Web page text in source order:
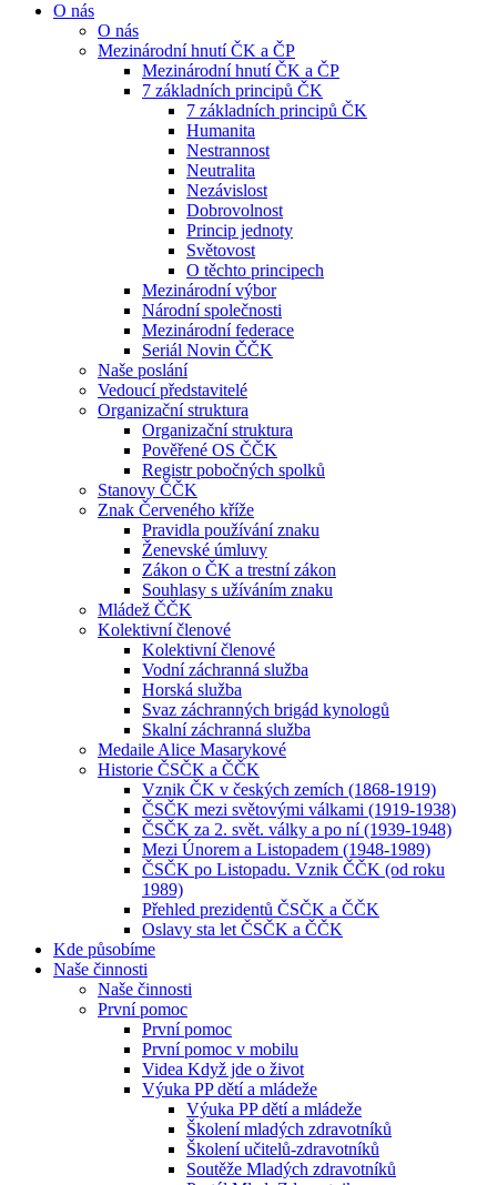
O nás
O nás
Mezinárodní hnutí ČK a ČP
Mezinárodní hnutí ČK a ČP
7 základních principů ČK
7 základních principů ČK
Humanita
Nestrannost
Neutralita
Nezávislost
Dobrovolnost
Princip jednoty
Světovost
O těchto principech
Mezinárodní výbor
Národní společnosti
Mezinárodní federace
Seriál Novin ČČK
Naše poslání
Vedoucí představitelé
Organizační struktura
Organizační struktura
Pověřené OS ČČK
Registr pobočných spolků
Stanovy ČČK
Znak Červeného kříže
Pravidla používání znaku
Ženevské úmluvy
Zákon o ČK a trestní zákon
Souhlasy s užíváním znaku
Mládež ČČK
Kolektivní členové
Kolektivní členové
Vodní záchranná služba
Horská služba
Svaz záchranných brigád kynologů
Skalní záchranná služba
Medaile Alice Masarykové
Historie ČSČK a ČČK
Vznik ČK v českých zemích (1868-1919)
ČSČK mezi světovými válkami (1919-1938)
ČSČK za 2. svět. války a po ní (1939-1948)
Mezi Únorem a Listopadem (1948-1989)
ČSČK po Listopadu. Vznik ČČK (od roku
1989)
Přehled prezidentů ČSČK a ČČK
Oslavy sta let ČSČK a ČČK
Kde působíme
Naše činnosti
Naše činnosti
První pomoc
První pomoc
První pomoc v mobilu
Videa Když jde o život
Výuka PP dětí a mládeže
Výuka PP dětí a mládeže
Školení mladých zdravotníků
Školení učitelů-zdravotníků
Soutěže Mladých zdravotníků